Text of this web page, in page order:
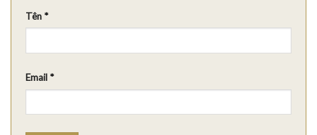
Tên *
Email *